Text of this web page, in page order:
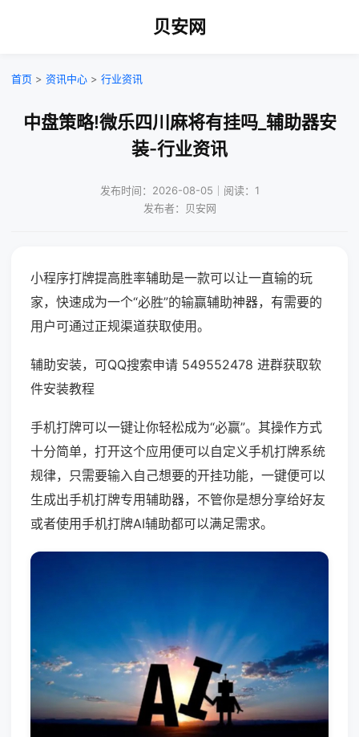
贝安网
首页 > 资讯中心 > 行业资讯
中盘策略!微乐四川麻将有挂吗_辅助器安
装-行业资讯
发布时间：2026-08-05｜阅读：1
发布者：贝安网
小程序打牌提高胜率辅助是一款可以让一直输的玩
家，快速成为一个“必胜”的输赢辅助神器，有需要的
用户可通过正规渠道获取使用。
辅助安装，可QQ搜索申请 549552478 进群获取软
件安装教程
手机打牌可以一键让你轻松成为“必赢”。其操作方式
十分简单，打开这个应用便可以自定义手机打牌系统
规律，只需要输入自己想要的开挂功能，一键便可以
生成出手机打牌专用辅助器，不管你是想分享给好友
或者使用手机打牌AI辅助都可以满足需求。